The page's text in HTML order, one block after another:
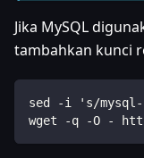
Jika MySQL
tambahkan kunci
sed -i 's/
wget -q -O -